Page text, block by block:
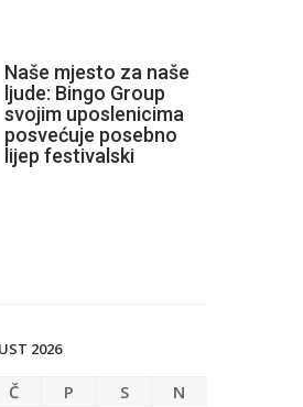
Naše mjesto za naše
ljude: Bingo Group
svojim uposlenicima
posvećuje posebno
lijep festivalski
2026
Č P S
N